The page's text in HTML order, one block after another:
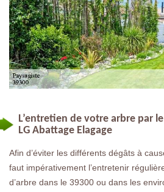
L’entretien de votre arbre par
LG Abattage Elagage
Afin d’éviter les différents dégâts à
faut impérativement l’entretenir
d’arbre dans le 39300 ou dans les